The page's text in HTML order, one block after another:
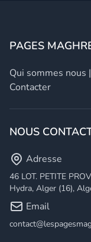
PAGES
Qui sommes nous |
Contacter
NOUS
Adresse
46 LOT. PETITE
Hydra, Alger (16),
Email